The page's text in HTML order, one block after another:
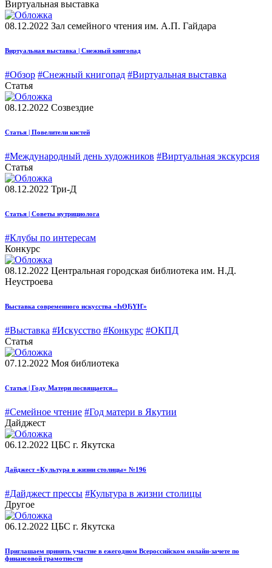
Виртуальная выставка
08.12.2022 Зал семейного чтения им. А.П. Гайдара
Виртуальная выставка | Снежный книгопад
#Обзор #Снежный книгопад #Виртуальная выставка
Статья
08.12.2022 Созвездие
Статья | Повелители кистей
#Международный день художников #Виртуальная экскурсия
Статья
08.12.2022 Три-Д
Статья | Советы нутрициолога
#Клубы по интересам
Конкурс
08.12.2022 Центральная городская библиотека им. Н.Д.
Неустроева
Выставка современного искусства «ҺӨҔҮҤ»
#Выставка #Искусство #Конкурс #ОКПД
Статья
07.12.2022 Моя библиотека
Статья | Году Матери посвящается...
#Семейное чтение #Год матери в Якутии
Дайджест
06.12.2022 ЦБС г. Якутска
Дайджест «Культура в жизни столицы» №196
#Дайджест прессы #Культура в жизни столицы
Другое
06.12.2022 ЦБС г. Якутска
Приглашаем принять участие в ежегодном Всероссийском онлайн-зачете по
финансовой грамотности